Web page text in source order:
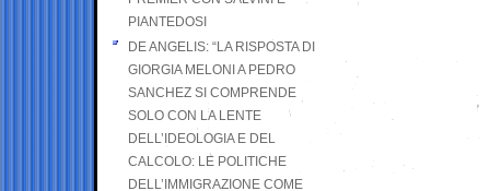
PIANTEDOSI
DE ANGELIS: “LA RISPOSTA DI
GIORGIA MELONI A PEDRO
SANCHEZ SI COMPRENDE
SOLO CON LA LENTE
DELL’IDEOLOGIA E DEL
CALCOLO: LE POLITICHE
DELL’IMMIGRAZIONE COME